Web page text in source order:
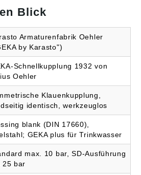
starkes Durchdrücken
vom konzentrierten
Strahl bis zum feinen
plus-Steckanschluss ist
allen gängigen
Stecksystemen
geeignet. Ideal ist die
Anwendung zum
Reinigen von
Fahrzeugen,
Sportgeräten,
Gartenmöbeln und
Blick
Armaturenfabrik Oehler
by Karasto")
Schnellkupplung 1932 von
Oehler
Klauenkupplung,
identisch, werkzeuglos
blank (DIN 17660),
GEKA plus für Trinkwasser
max. 10 bar, SD-Ausführung
25 bar